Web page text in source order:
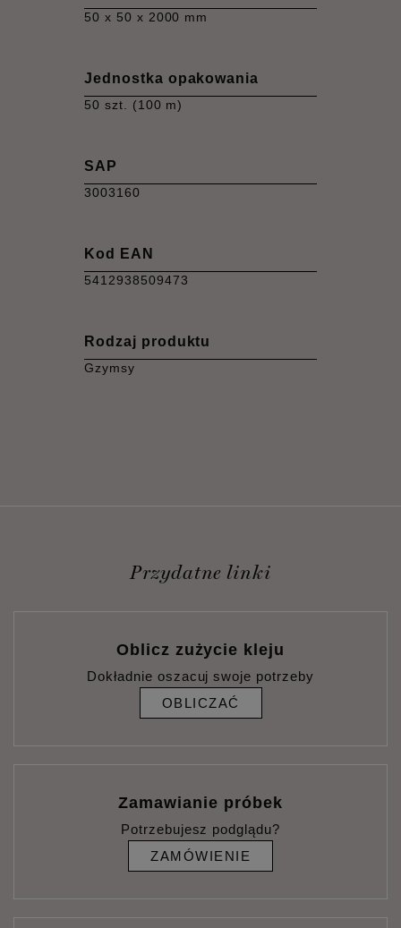
50 x 50 x 2000 mm
Jednostka opakowania
50 szt. (100 m)
SAP
3003160
Kod EAN
5412938509473
Rodzaj produktu
Gzymsy
Przydatne linki
Oblicz zużycie kleju
Dokładnie oszacuj swoje potrzeby
OBLICZAĆ
Zamawianie próbek
Potrzebujesz podglądu?
ZAMÓWIENIE